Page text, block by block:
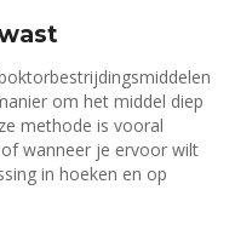
om het middel diep
methode is vooral
wanneer je ervoor wilt
in hoeken en op